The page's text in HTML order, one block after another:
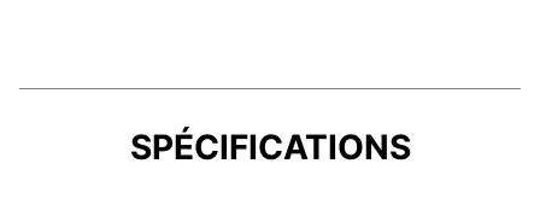
SPÉCIFICATIONS